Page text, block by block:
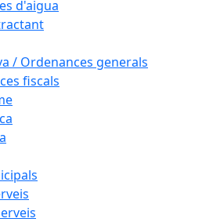
d'aigua
/ Ordenances generals
fiscals